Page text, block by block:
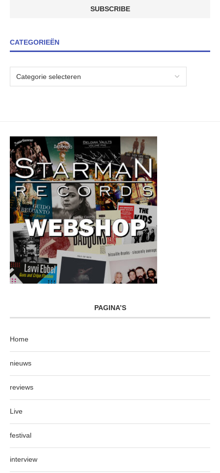
CATEGORIEËN
PAGINA’S
Home
nieuws
reviews
Live
festival
interview